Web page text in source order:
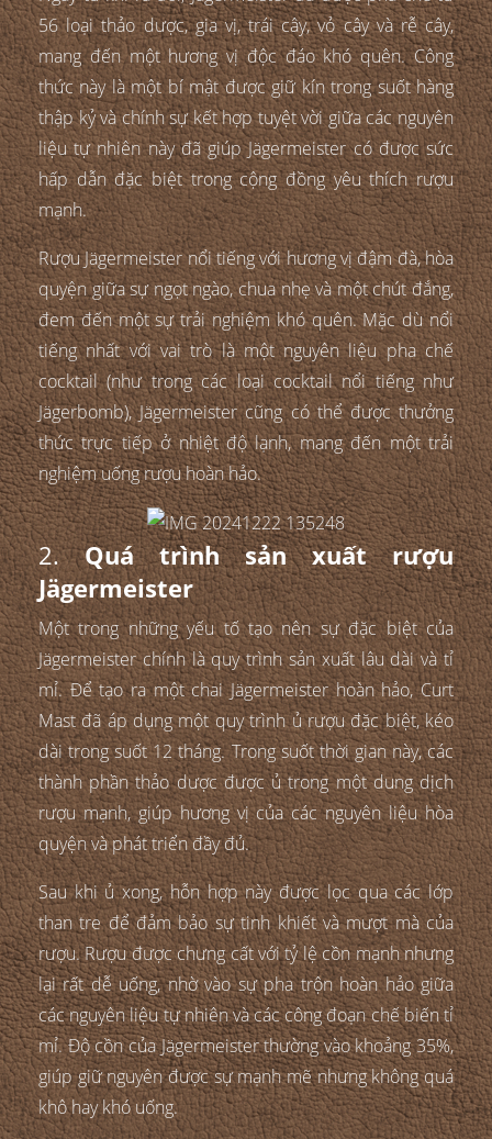
56 loại thảo dược, gia vị, trái cây, vỏ cây và rễ cây,
mang đến một hương vị độc đáo khó quên. Công
thức này là một bí mật được giữ kín trong suốt hàng
thập kỷ và chính sự kết hợp tuyệt vời giữa các nguyên
liệu tự nhiên này đã giúp Jägermeister có được sức
hấp dẫn đặc biệt trong cộng đồng yêu thích rượu
mạnh.
Rượu Jägermeister nổi tiếng với hương vị đậm đà, hòa
quyện giữa sự ngọt ngào, chua nhẹ và một chút đắng,
đem đến một sự trải nghiệm khó quên. Mặc dù nổi
tiếng nhất với vai trò là một nguyên liệu pha chế
cocktail (như trong các loại cocktail nổi tiếng như
Jägerbomb), Jägermeister cũng có thể được thưởng
thức trực tiếp ở nhiệt độ lạnh, mang đến một trải
nghiệm uống rượu hoàn hảo.
2.Quá trình sản xuất rượu
Jägermeister
Một trong những yếu tố tạo nên sự đặc biệt của
Jägermeister chính là quy trình sản xuất lâu dài và tỉ
mỉ. Để tạo ra một chai Jägermeister hoàn hảo, Curt
Mast đã áp dụng một quy trình ủ rượu đặc biệt, kéo
dài trong suốt 12 tháng. Trong suốt thời gian này, các
thành phần thảo dược được ủ trong một dung dịch
rượu mạnh, giúp hương vị của các nguyên liệu hòa
quyện và phát triển đầy đủ.
Sau khi ủ xong, hỗn hợp này được lọc qua các lớp
than tre để đảm bảo sự tinh khiết và mượt mà của
rượu. Rượu được chưng cất với tỷ lệ cồn mạnh nhưng
lại rất dễ uống, nhờ vào sự pha trộn hoàn hảo giữa
các nguyên liệu tự nhiên và các công đoạn chế biến tỉ
mỉ. Độ cồn của Jägermeister thường vào khoảng 35%,
giúp giữ nguyên được sự mạnh mẽ nhưng không quá
khô hay khó uống.